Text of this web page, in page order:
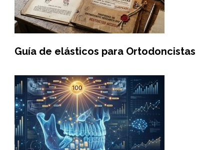
Guía de elásticos para Ortodoncistas